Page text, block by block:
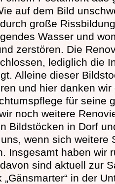
auf dem Bild
große
Wasser und
zerstören. Die
lediglich die
Alleine dieser
und hier danken wir
für seine
noch weitere
Bildstöcken in Dorf
wenn sich weitere
Insgesamt haben wir
sind aktuell zur
in der